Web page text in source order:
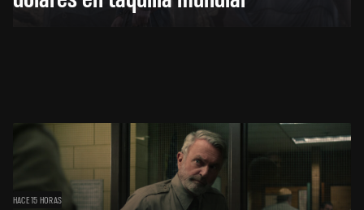
HACE 15 HORAS